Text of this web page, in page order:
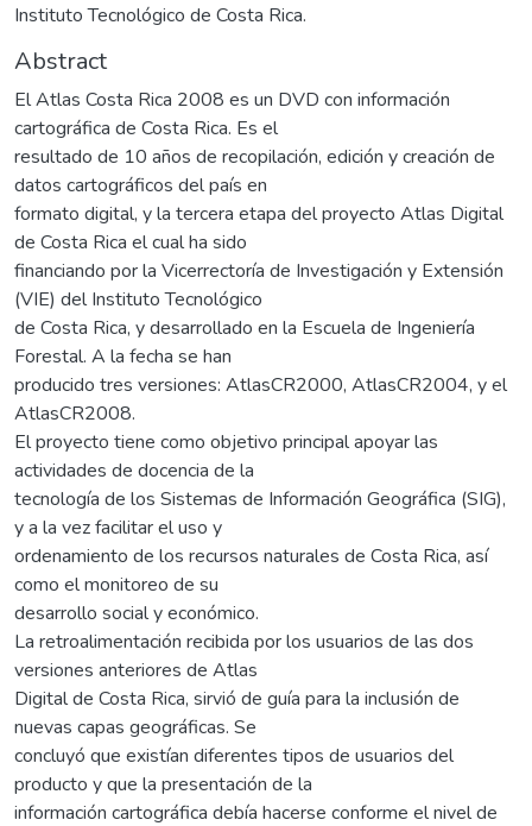
Instituto Tecnológico de Costa Rica.
Abstract
El Atlas Costa Rica 2008 es un DVD con información
cartográfica de Costa Rica. Es el
resultado de 10 años de recopilación, edición y creación de
datos cartográficos del país en
formato digital, y la tercera etapa del proyecto Atlas Digital
de Costa Rica el cual ha sido
financiando por la Vicerrectoría de Investigación y Extensión
(VIE) del Instituto Tecnológico
de Costa Rica, y desarrollado en la Escuela de Ingeniería
Forestal. A la fecha se han
producido tres versiones: AtlasCR2000, AtlasCR2004, y el
AtlasCR2008.
El proyecto tiene como objetivo principal apoyar las
actividades de docencia de la
tecnología de los Sistemas de Información Geográfica (SIG),
y a la vez facilitar el uso y
ordenamiento de los recursos naturales de Costa Rica, así
como el monitoreo de su
desarrollo social y económico.
La retroalimentación recibida por los usuarios de las dos
versiones anteriores de Atlas
Digital de Costa Rica, sirvió de guía para la inclusión de
nuevas capas geográficas. Se
concluyó que existían diferentes tipos de usuarios del
producto y que la presentación de la
información cartográfica debía hacerse conforme el nivel de